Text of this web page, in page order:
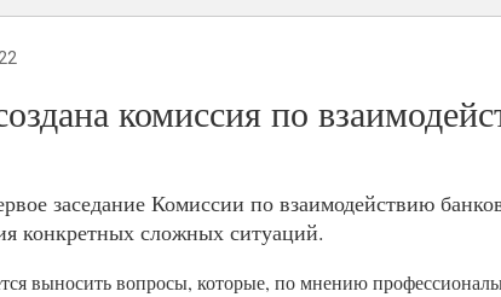
комиссия по
заседание Комиссии по взаимодействию
конкретных сложных ситуаций.
выносить вопросы, которые, по мнению